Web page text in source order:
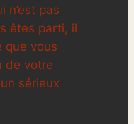
n’est pas
êtes parti, il
que vous
de votre
sérieux